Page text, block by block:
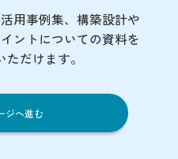
用事例集、 構築設計や
ントについての資料を
だけます。
ジへ進む